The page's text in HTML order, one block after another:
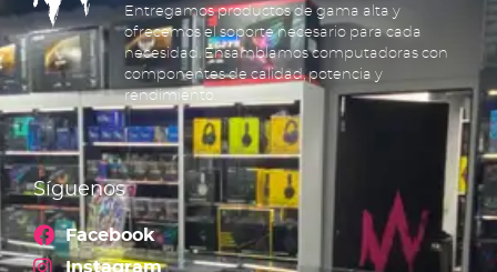
Entregamos productos de gama alta y
ofrecemos el soporte necesario para cada
necesidad. Ensamblamos computadoras con
componentes de calidad, potencia y
rendimiento.
Síguenos
Facebook
Instagram